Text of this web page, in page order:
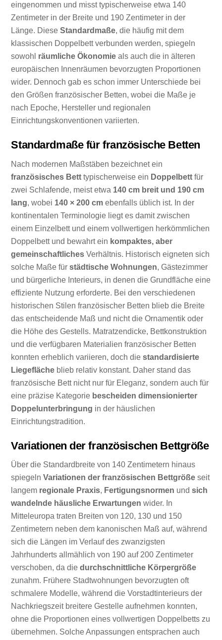
eingenommen und misst typischerweise etwa 140
Zentimeter in der Breite und 190 Zentimeter in der
Länge. DieseStandardmaße, die häufig mit dem
klassischen Doppelbett verbunden werden, spiegeln
sowohl räumliche Ökonomie als auch die in älteren
europäischen Innenräumen bevorzugten Proportionen
wider. Dennoch gab es schon immer Unterschiede bei
den Größen französischer Betten, wobei die Maße je
nach Epoche, Hersteller und regionalen
Einrichtungskonventionen variierten.
Standardmaße für französische Betten
Nach modernen Maßstäben bezeichnet ein
französisches Bett typischerweise ein Doppelbett für
zwei Schlafende, meist etwa 140 cm breit und 190 cm
lang, wobei 140 × 200 cm ebenfalls üblich ist. In der
kontinentalen Terminologie liegt es damit zwischen
einem Einzelbett und einem vollwertigen herkömmlichen
Doppelbett und bewahrt ein kompaktes, aber
gemeinschaftliches Verhältnis. Historisch eigneten sich
solche Maße fürstädtische Wohnungen, Gästezimmer
und bürgerliche Interieurs, in denen die Grundfläche eine
effiziente Nutzung erforderte. Bei den verschiedenen
historischen Stilen französischer Betten blieb die Breite
das entscheidende Maß und nicht die Ornamentik oder
die Höhe des Gestells. Matratzendicke, Bettkonstruktion
und die verfügbaren Materialien französischer Betten
konnten erheblich variieren, doch diestandardisierte
Liegefläche blieb relativ konstant. Daher stand das
französische Bett nicht nur für Eleganz, sondern auch für
eine präzise Kategorie bescheiden dimensionierter
Doppelunterbringung in der häuslichen
Einrichtungstradition.
Variationen der französischen Bettgröße
Über die Standardbreite von 140 Zentimetern hinaus
spiegelnVariationen der französischen Bettgröße seit
langem regionale Praxis, Fertigungsnormen undsich
wandelnde häusliche Erwartungen wider. In
Mitteleuropa traten Breiten von 120, 130 und 150
Zentimetern neben dem kanonischen Maß auf, während
sich die Längen im Verlauf des zwanzigsten
Jahrhunderts allmählich von 190 auf 200 Zentimeter
verschoben, da diedurchschnittliche Körpergröße
zunahm. Frühere Stadtwohnungen bevorzugten oft
schmalere Modelle, während die Vorstadtinterieurs der
Nachkriegszeit breitere Gestelle aufnehmen konnten,
ohne die Proportionen eines vollwertigen Doppelbetts zu
übernehmen. Solche Anpassungen entsprachen auch